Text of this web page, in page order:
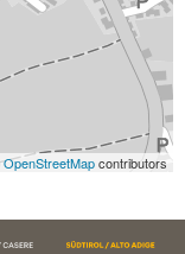
OpenStreetMapcontributors